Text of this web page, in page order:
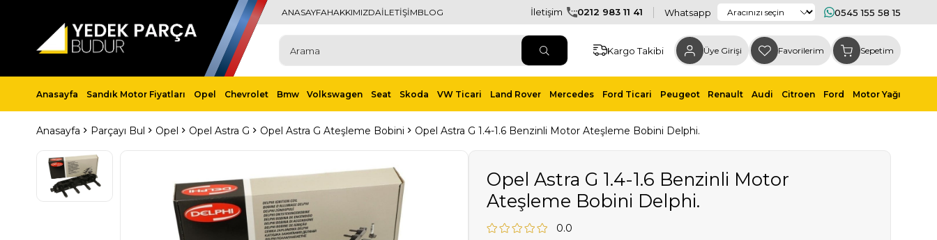
ANASAYFAHAKKIMIZDAİLETİŞİMBLOG İletişim 0212 983 11 41 Whatsapp 0545 155 58 15
Kargo Takibi Üye Girişi Favorilerim Sepetim
Anasayfa Sandık Motor Fiyatları Opel Chevrolet Bmw Volkswagen Seat Skoda VW Ticari Land Rover Mercedes Ford Ticari Peugeot Renault Audi Citroen Ford Motor Yağı
Anasayfa Parçayı Bul Opel Opel Astra G Opel Astra G Ateşleme Bobini Opel Astra G 1.4-1.6 Benzinli Motor Ateşleme Bobini Delphi.
Opel Astra G 1.4-1.6 Benzinli Motor
Ateşleme Bobini Delphi.
0.0